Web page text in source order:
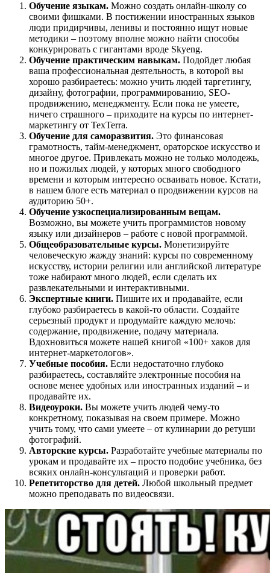
Обучение языкам. Можно создать онлайн-школу со
своими фишками. В постижении иностранных языков
люди придирчивы, ленивы и постоянно ищут новые
методики – поэтому вполне можно найти способы
конкурировать с гигантами вроде Skyeng.
Обучение практическим навыкам. Подойдет любая
ваша профессиональная деятельность, в которой вы
хорошо разбираетесь: можно учить людей таргетингу,
дизайну, фотографии, программированию, SEO-
продвижению, менеджменту. Если пока не умеете,
ничего страшного – приходите на курсы по интернет-
маркетингу от TexTerra.
Обучение для саморазвития. Это финансовая
грамотность, тайм-менеджмент, ораторское искусство и
многое другое. Привлекать можно не только молодежь,
но и пожилых людей, у которых много свободного
времени и которым интересно осваивать новое. Кстати,
в нашем блоге есть материал о продвижении курсов на
аудиторию 50+.
Обучение узкоспециализированным вещам.
Возможно, вы можете учить программистов новому
языку или дизайнеров – работе с новой программой.
Общеобразовательные курсы. Монетизируйте
человеческую жажду знаний: курсы по современному
искусству, истории религии или английской литературе
тоже набирают много людей, если сделать их
развлекательными и интерактивными.
Экспертные книги. Пишите их и продавайте, если
глубоко разбираетесь в какой-то области. Создайте
серьезный продукт и продумайте каждую мелочь:
содержание, продвижение, подачу материала.
Вдохновиться можете нашей книгой «100+ хаков для
интернет-маркетологов».
Учебные пособия. Если недостаточно глубоко
разбираетесь, составляйте электронные пособия на
основе менее удобных или иностранных изданий – и
продавайте их.
Видеоуроки. Вы можете учить людей чему-то
конкретному, показывая на своем примере. Можно
учить тому, что сами умеете – от кулинарии до ретуши
фотографий.
Авторские курсы. Разработайте учебные материалы по
урокам и продавайте их – просто подобие учебника, без
всяких онлайн-консультаций и проверки работ.
Репетиторство для детей. Любой школьный предмет
можно преподавать по видеосвязи.